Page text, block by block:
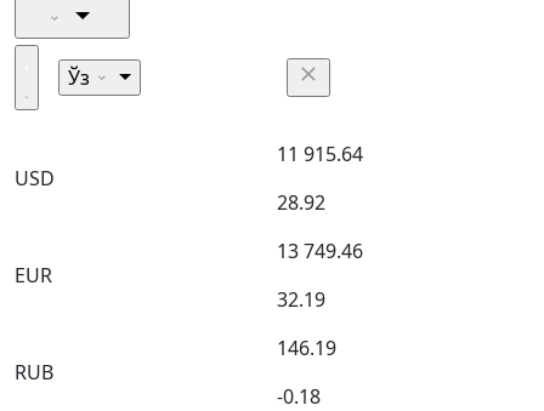
Ўз
USD
11 915.64
28.92
EUR
13 749.46
32.19
RUB
146.19
-0.18